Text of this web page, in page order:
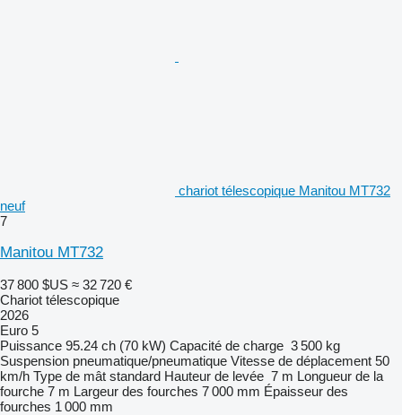
chariot télescopique Manitou MT732
neuf
7
Manitou MT732
37 800 $US ≈ 32 720 €
Chariot télescopique
2026
Euro 5
Puissance 95.24 ch (70 kW) Capacité de charge 3 500 kg
Suspension pneumatique/pneumatique Vitesse de déplacement 50
km/h Type de mât standard Hauteur de levée 7 m Longueur de la
fourche 7 m Largeur des fourches 7 000 mm Épaisseur des
fourches 1 000 mm